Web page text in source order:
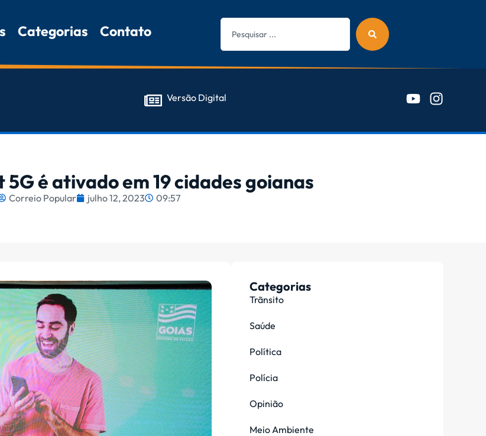
Categorias Contato
Versão Digital
é ativado em 19 cidades goianas
Correio Popular julho 12, 2023 09:57
Categorias
Trãnsito
Saúde
Política
Polícia
Opinião
Meio Ambiente